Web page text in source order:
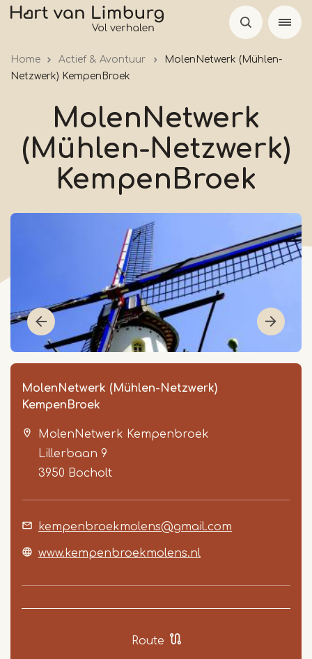
Skip
Home Actief & Avontuur
MolenNetwerk (Mühlen-
Netzwerk) KempenBroek
MolenNetwerk
(Mühlen-Netzwerk)
KempenBroek
MolenNetwerk (Mühlen-Netzwerk)
KempenBroek
MolenNetwerk Kempenbroek
Lillerbaan 9
3950 Bocholt
kempenbroekmolens@gmail.com
www.kempenbroekmolens.nl
Route